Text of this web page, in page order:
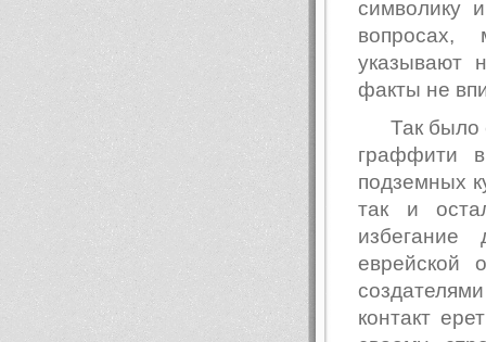
символику
вопросах,
указывают
факты не
Так было
граффити
подземных
так и
еврейской
контакт